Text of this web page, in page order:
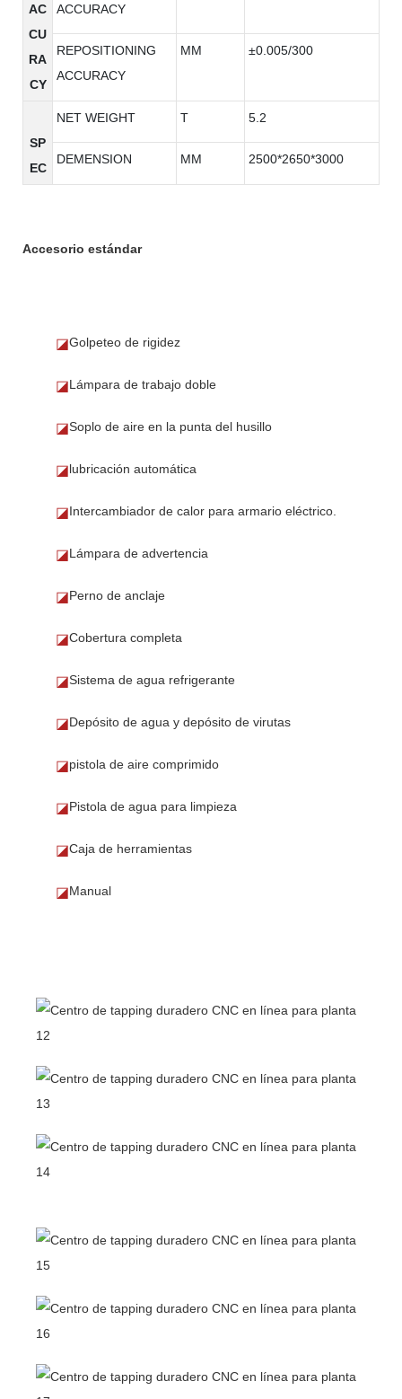
AC
CU
RA
CY
ACCURACY
REPOSITIONING
ACCURACY
MM ±0.005/300
SP
EC
NET WEIGHT T 5.2
DEMENSION MM 2500*2650*3000
Accesorio estándar
◪Golpeteo de rigidez
◪Lámpara de trabajo doble
◪Soplo de aire en la punta del husillo
◪lubricación automática
◪Intercambiador de calor para armario eléctrico.
◪Lámpara de advertencia
◪Perno de anclaje
◪Cobertura completa
◪Sistema de agua refrigerante
◪Depósito de agua y depósito de virutas
◪pistola de aire comprimido
◪Pistola de agua para limpieza
◪Caja de herramientas
◪Manual